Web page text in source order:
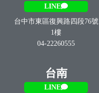
LINE
台中市東區復興路四段76號
1樓
04-22260555
台南
LINE